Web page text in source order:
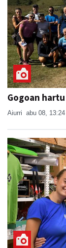
Gogoan
Aiurri abu 08, 13:24